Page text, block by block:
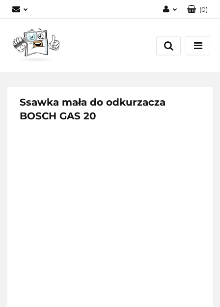
Zarejestruj się
(0)
Ssawka mała do odkurzacza
BOSCH GAS 20